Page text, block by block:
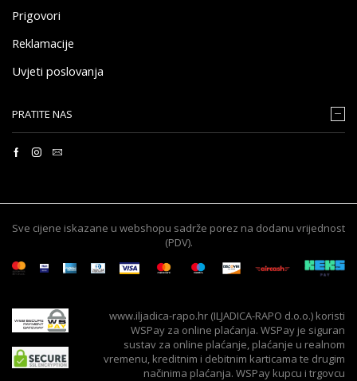
Prigovori
Reklamacije
Uvjeti poslovanja
PRATITE NAS
Sve cijene iskazane u webshopu sadrže porez na dodanu vrijednost
(PDV).
www.iljadica-rapo.hr (ILJADICA-RAPO d.o.o.) koristi
WSPay za online plaćanja. WSPay je siguran
sustav za online plaćanje, plaćanje u realnom
vremenu, kreditnim i debitnim karticama te drugim
načinima plaćanja. WSPay kupcu i trgovcu